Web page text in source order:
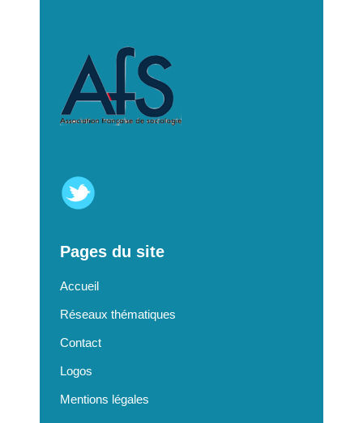
Pages du site
Accueil
Réseaux thématiques
Contact
Logos
Mentions légales